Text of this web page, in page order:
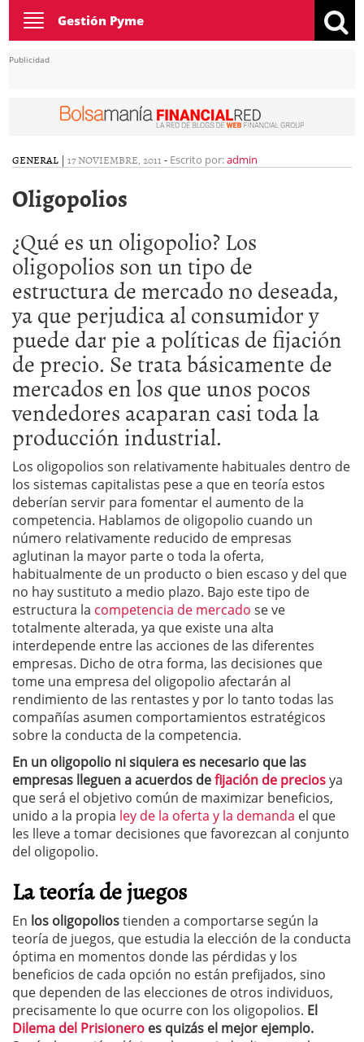
Toggle
navigation
Gestión Pyme
Publicidad
GENERAL | 17 NOVIEMBRE, 2011 - Escrito por:admin
Oligopolios
¿Qué es un oligopolio? Los
oligopolios son un tipo de
estructura de mercado no deseada,
ya que perjudica al consumidor y
puede dar pie a políticas de fijación
de precio. Se trata básicamente de
mercados en los que unos pocos
vendedores acaparan casi toda la
producción industrial.
Los oligopolios son relativamente habituales dentro de
los sistemas capitalistas pese a que en teoría estos
deberían servir para fomentar el aumento de la
competencia. Hablamos de oligopolio cuando un
número relativamente reducido de empresas
aglutinan la mayor parte o toda la oferta,
habitualmente de un producto o bien escaso y del que
no hay sustituto a medio plazo. Bajo este tipo de
estructura la competencia de mercado se ve
totalmente alterada, ya que existe una alta
interdepende entre las acciones de las diferentes
empresas. Dicho de otra forma, las decisiones que
tome una empresa del oligopolio afectarán al
rendimiento de las rentastes y por lo tanto todas las
compañías asumen comportamientos estratégicos
sobre la conducta de la competencia.
En un oligopolio ni siquiera es necesario que las
empresas lleguen a acuerdos defijación de preciosya
que será el objetivo común de maximizar beneficios,
unido a la propia ley de la oferta y la demanda el que
les lleve a tomar decisiones que favorezcan al conjunto
del oligopolio.
La teoría de juegos
En los oligopoliostienden a comportarse según la
teoría de juegos, que estudia la elección de la conducta
óptima en momentos donde las pérdidas y los
beneficios de cada opción no están prefijados, sino
que dependen de las elecciones de otros individuos,
precisamente lo que ocurre con los oligopolios. El
Dilema del Prisionero es quizás el mejor ejemplo.